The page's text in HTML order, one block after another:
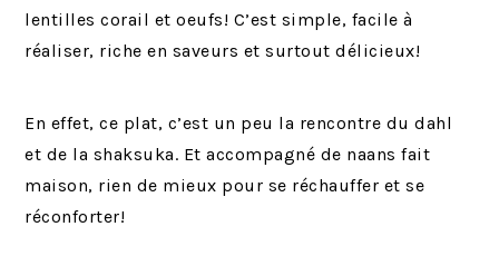
lentilles corail et oeufs! C’est simple, facile à
réaliser, riche en saveurs et surtout délicieux!
En effet, ce plat, c’est un peu la rencontre du dahl
et de la shaksuka. Et accompagné de naans fait
maison, rien de mieux pour se réchauffer et se
réconforter!